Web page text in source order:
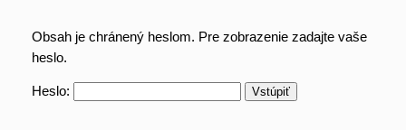
Obsah je chránený heslom. Pre zobrazenie zadajte vaše
heslo.
Heslo: